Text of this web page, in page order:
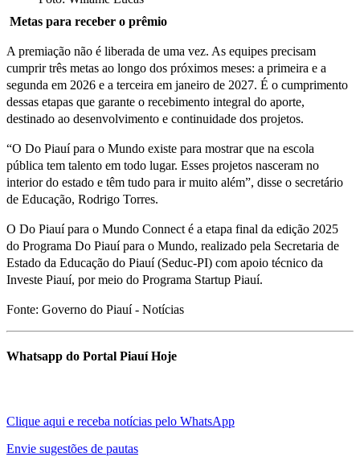
Metas para receber o prêmio
A premiação não é liberada de uma vez. As equipes precisam
cumprir três metas ao longo dos próximos meses: a primeira e a
segunda em 2026 e a terceira em janeiro de 2027. É o cumprimento
dessas etapas que garante o recebimento integral do aporte,
destinado ao desenvolvimento e continuidade dos projetos.
“O Do Piauí para o Mundo existe para mostrar que na escola
pública tem talento em todo lugar. Esses projetos nasceram no
interior do estado e têm tudo para ir muito além”, disse o secretário
de Educação, Rodrigo Torres.
O Do Piauí para o Mundo Connect é a etapa final da edição 2025
do Programa Do Piauí para o Mundo, realizado pela Secretaria de
Estado da Educação do Piauí (Seduc-PI) com apoio técnico da
Investe Piauí, por meio do Programa Startup Piauí.
Fonte: Governo do Piauí - Notícias
Whatsapp do Portal Piauí Hoje
Clique aqui e receba notícias pelo WhatsApp
Envie sugestões de pautas